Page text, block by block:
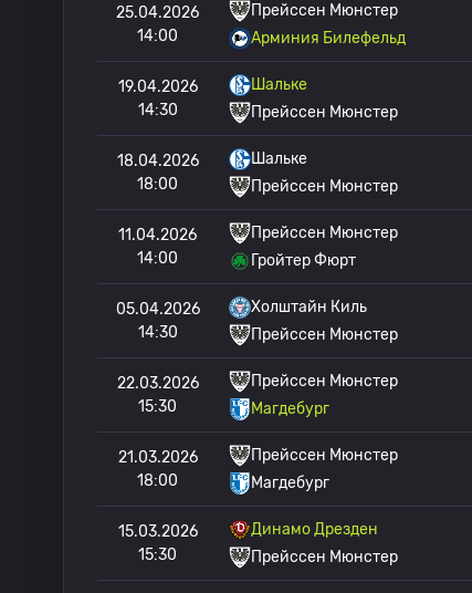
25.04.2026
14:00
Прейссен Мюнстер
Арминия Билефельд
19.04.2026
14:30
Шальке
Прейссен Мюнстер
18.04.2026
18:00
Шальке
Прейссен Мюнстер
11.04.2026
14:00
Прейссен Мюнстер
Гройтер Фюрт
05.04.2026
14:30
Холштайн Киль
Прейссен Мюнстер
22.03.2026
15:30
Прейссен Мюнстер
Магдебург
21.03.2026
18:00
Прейссен Мюнстер
Магдебург
15.03.2026
15:30
Динамо Дрезден
Прейссен Мюнстер